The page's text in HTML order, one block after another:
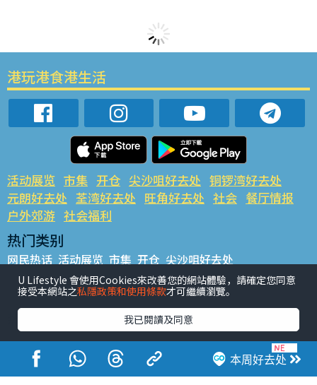
本周好去处
港玩港食港生活
活动展览 市集 开仓 尖沙咀好去处 铜锣湾好去处
元朗好去处 荃湾好去处 旺角好去处 社会 餐厅情报
户外郊游 社会福利
热门类别
网民热话 活动展览 市集 开仓 尖沙咀好去处
铜锣湾好去处 元朗好去处 荃湾好去处 旺角好去处 社会
餐厅情报 户外郊游
热门标签
#UGO揾好去处 #人气活动推介 #美食社群热话
#亲子玩乐好去处
#ULifestyle应用程式
#限时抢
#UJetso礼物放送
#ULifestyle商户中心 #著数 #网络热话
U Lifestyle 會使用Cookies來改善您的網站體驗，請確定您同意
接受本網站之私隱政策和使用條款才可繼續瀏覽。
我已閱讀及同意